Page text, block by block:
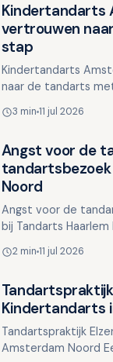
Overig nieuws
Kindertandarts
vertrouwen
stap
Kindertandarts
naar de tandarts
spannend avontuur.
3 min 11 jul 2026
Overig nieuws
Angst voor de
Noord
Angst voor de
bij Tandarts
aangelegenheid. Of
2 min 11 jul 2026
Overig nieuws
Kindertandarts
Tandartspraktijk
Amsterdam Noord